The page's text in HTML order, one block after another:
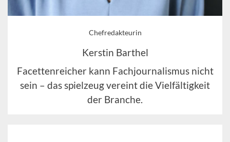
Chefredakteurin
Kerstin Barthel
Facettenreicher kann Fachjournalismus nicht
sein – das spielzeug vereint die Vielfältigkeit
der Branche.